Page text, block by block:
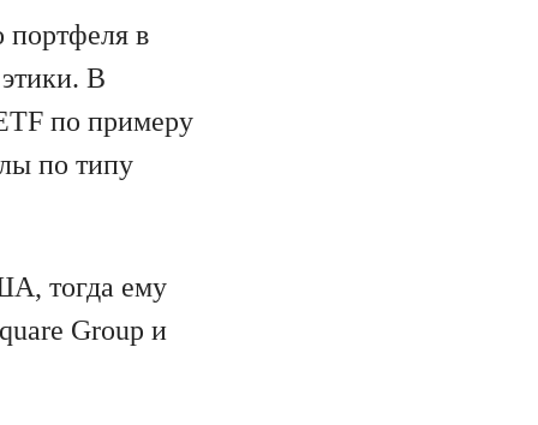
портфеля в
В
по примеру
по типу
тогда ему
Group и